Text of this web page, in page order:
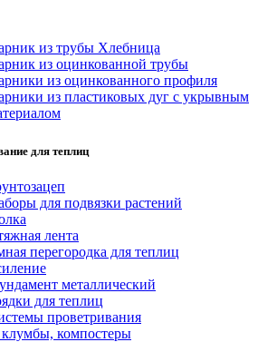
из трубы Хлебница
из оцинкованной трубы
из оцинкованного профиля
из пластиковых дуг с укрывным
для теплиц
для подвязки растений
лента
перегородка для теплиц
металлический
для теплиц
проветривания
клумбы, компостеры